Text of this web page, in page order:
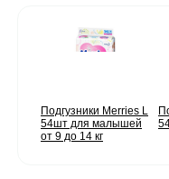
Подгузники Merries L
54шт для малышей
от 9 до 14 кг